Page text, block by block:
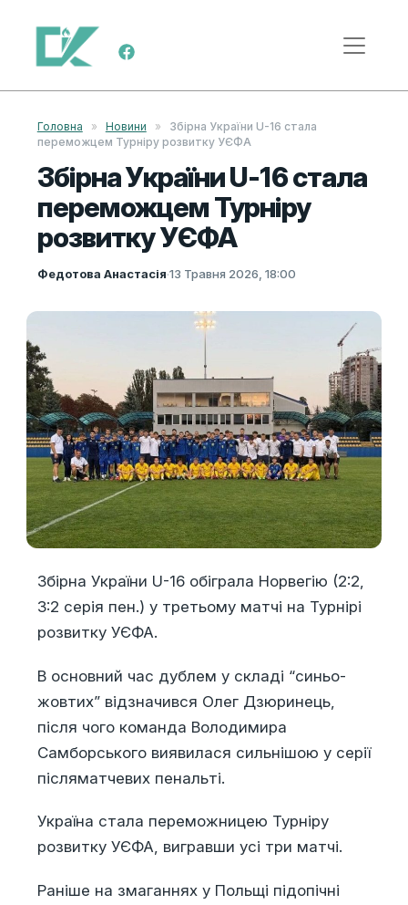
Skip to content
Main Navigation
Головна » Новини »
Збірна України U-16 стала
переможцем Турніру розвитку УЄФА
Збірна України U-16 стала
переможцем Турніру
розвитку УЄФА
Федотова Анастасія·13 Травня 2026, 18:00
Збірна України U-16 обіграла Норвегію (2:2,
3:2 серія пен.) у третьому матчі на Турнірі
розвитку УЄФА.
В основний час дублем у складі “синьо-
жовтих” відзначився Олег Дзюринець,
після чого команда Володимира
Самборського виявилася сильнішою у серії
післяматчевих пенальті.
Україна стала переможницею Турніру
розвитку УЄФА, вигравши усі три матчі.
Раніше на змаганнях у Польщі підопічні